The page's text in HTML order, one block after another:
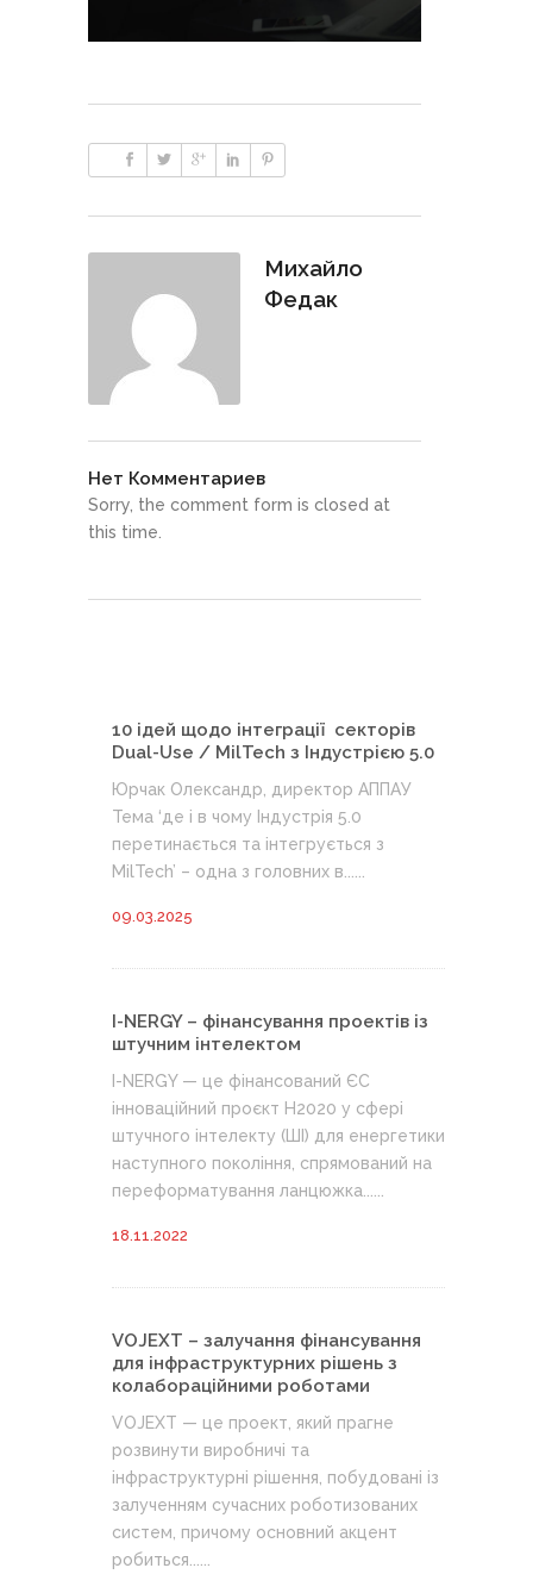
Михайло
Федак
Нет Комментариев
Sorry, the comment form is closed at
this time.
10 ідей щодо інтеграції секторів
Dual-Use / MilTech з Індустрією 5.0
Юрчак Олександр, директор АППАУ
Тема ‘де і в чому Індустрія 5.0
перетинається та інтегрується з
MilTech’ – одна з головних в......
09.03.2025
I-NERGY – фінансування проектів із
штучним інтелектом
I-NERGY — це фінансований ЄС
інноваційний проєкт H2020 у сфері
штучного інтелекту (ШІ) для енергетики
наступного покоління, спрямований на
переформатування ланцюжка......
18.11.2022
VOJEXT – залучання фінансування
для інфраструктурних рішень з
колабораційними роботами
VOJEXT — це проект, який прагне
розвинути виробничі та
інфраструктурні рішення, побудовані із
залученням сучасних роботизованих
систем, причому основний акцент
робиться......